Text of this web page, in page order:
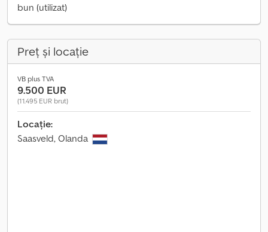
bun (utilizat)
Preț și locație
VB plus TVA
9.500 EUR
(11.495 EUR brut)
Locație:
Saasveld, Olanda